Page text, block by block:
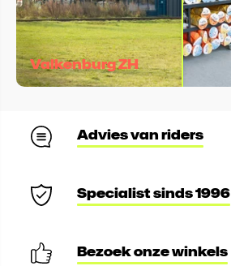
Valkenburg ZH
Advies van riders
Specialist sinds 1996
Bezoek onze winkels